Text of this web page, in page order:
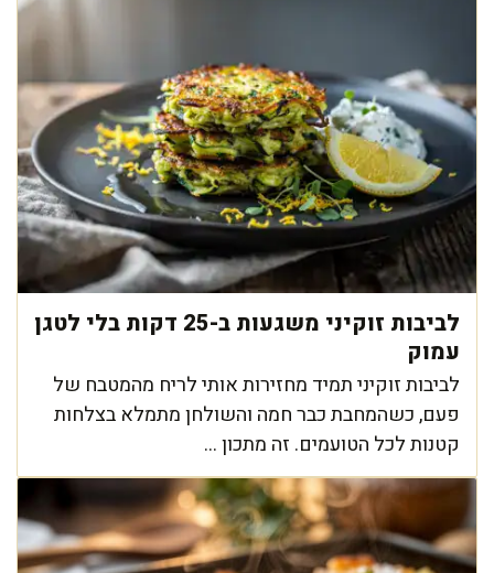
לביבות זוקיני משגעות ב-25 דקות בלי לטגן
עמוק
לביבות זוקיני תמיד מחזירות אותי לריח מהמטבח של
פעם, כשהמחבת כבר חמה והשולחן מתמלא בצלחות
קטנות לכל הטועמים. זה מתכון ...